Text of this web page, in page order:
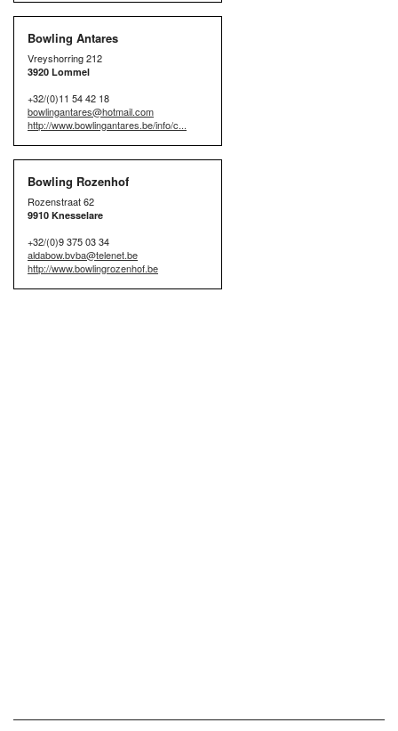
Bowling Antares
Vreyshorring 212
3920 Lommel
+32/(0)11 54 42 18
bowlingantares@hotmail.com
http://www.bowlingantares.be/info/c...
Bowling Rozenhof
Rozenstraat 62
9910 Knesselare
+32/(0)9 375 03 34
aldabow.bvba@telenet.be
http://www.bowlingrozenhof.be